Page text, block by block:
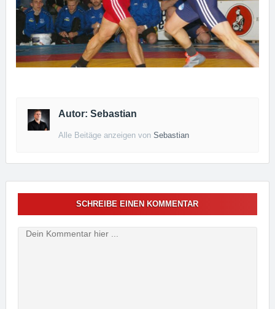
Autor: Sebastian
Alle Beitäge anzeigen vonSebastian
SCHREIBE EINEN KOMMENTAR